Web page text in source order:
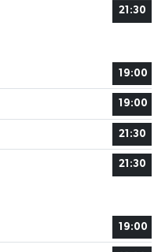
21:30
19:00
19:00
21:30
21:30
19:00